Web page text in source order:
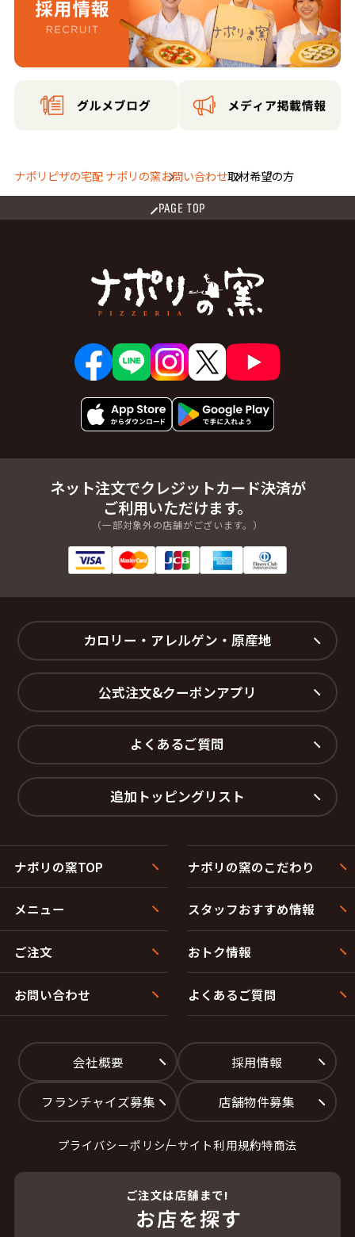
ナポリピザの宅配 ナポリの窯お問い合わせ取材希望の方
PAGE TOP
ネット注文でクレジットカード決済が
ご利用いただけます。
（一部対象外の店舗がございます。）
カロリー・アレルゲン・原産地
公式注文&クーポンアプリ
よくあるご質問
追加トッピングリスト
ナポリの窯TOP ナポリの窯のこだわり
メニュー スタッフおすすめ情報
ご注文 おトク情報
お問い合わせ よくあるご質問
会社概要 採用情報
フランチャイズ募集 店舗物件募集
プライバシーポリシーサイト利用規約特商法
ご注文は店舗まで!
お店を探す